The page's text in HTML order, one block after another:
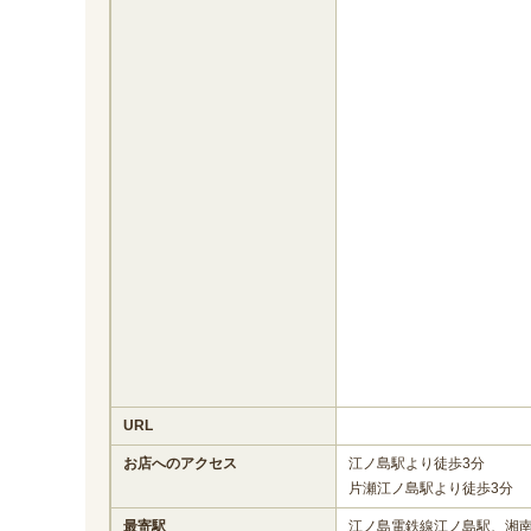
URL
お店へのアクセス
江ノ島駅より徒歩3分
片瀬江ノ島駅より徒歩3分
最寄駅 江ノ島電鉄線江ノ島駅、湘